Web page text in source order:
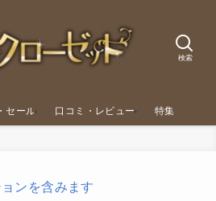
検索
セール 口コミ・レビュー 特集
ンを含みます